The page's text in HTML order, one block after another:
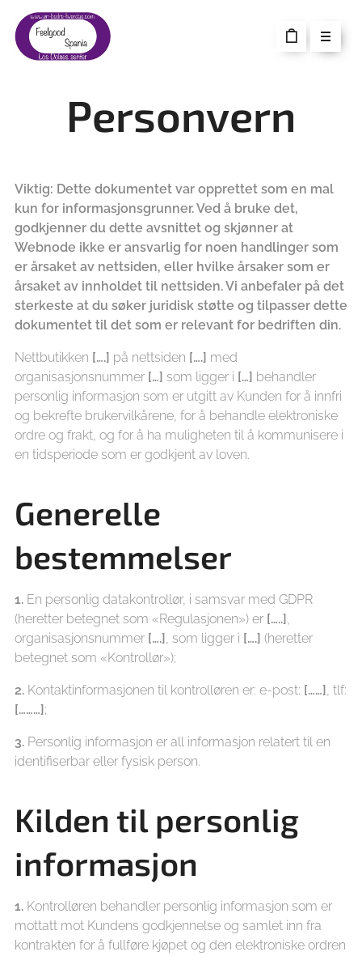
Personvern
Viktig: Dette dokumentet var opprettet som en mal
kun for informasjonsgrunner. Ved å bruke det,
godkjenner du dette avsnittet og skjønner at
Webnode ikke er ansvarlig for noen handlinger som
er årsaket av nettsiden, eller hvilke årsaker som er
årsaket av innholdet til nettsiden. Vi anbefaler på det
sterkeste at du søker juridisk støtte og tilpasser dette
dokumentet til det som er relevant for bedriften din.
Nettbutikken [….] på nettsiden [….] med
organisasjonsnummer […] som ligger i […] behandler
personlig informasjon som er utgitt av Kunden for å innfri
og bekrefte brukervilkårene, for å behandle elektroniske
ordre og frakt, og for å ha muligheten til å kommunisere i
en tidsperiode som er godkjent av loven.
Generelle
bestemmelser
1. En personlig datakontrollør, i samsvar med GDPR
(heretter betegnet som «Regulasjonen») er […..],
organisasjonsnummer [….], som ligger i [….] (heretter
betegnet som «Kontrollør»);
2. Kontaktinformasjonen til kontrolløren er: e-post: [……], tlf:
[………];
3. Personlig informasjon er all informasjon relatert til en
identifiserbar eller fysisk person.
Kilden til personlig
informasjon
1. Kontrolløren behandler personlig informasjon som er
mottatt mot Kundens godkjennelse og samlet inn fra
kontrakten for å fullføre kjøpet og den elektroniske ordren